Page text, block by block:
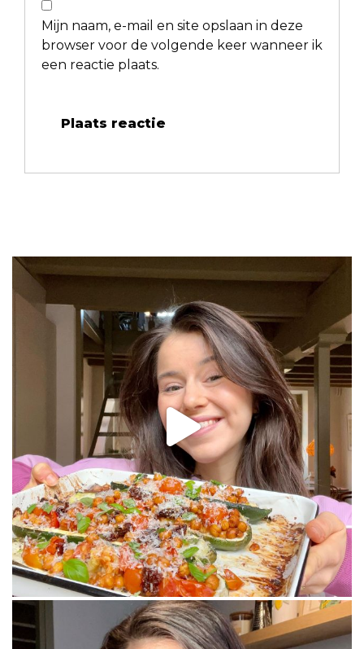
Mijn naam, e-mail en site opslaan in deze
browser voor de volgende keer wanneer ik
een reactie plaats.